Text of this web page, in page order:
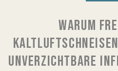
WARUM
UNVERZICHTBARE